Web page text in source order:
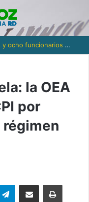
EE.UU. sanciona a cinco entidades y ocho funcionarios del aparato militar de Cuba, incluyendo al ministro de las Fuerzas Armadas
la OEA
por
TelegramCompartir via Email Imprimi